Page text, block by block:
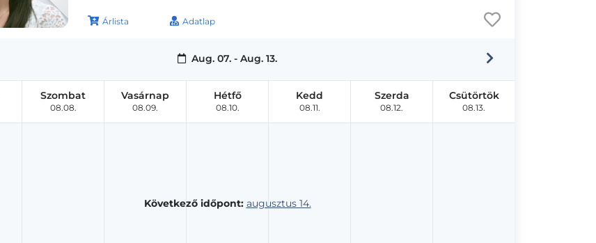
Árlista Adatlap
Aug. 07. - Aug. 13.
Következő időpont: augusztus 14.
Szombat
08.08.
Vasárnap
08.09.
Hétfő
08.10.
Kedd
08.11.
Szerda
08.12.
Csütörtök
08.13.